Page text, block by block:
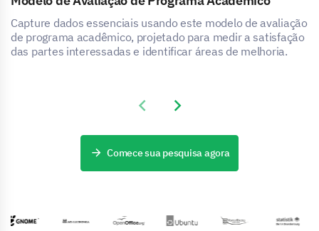
Capture dados essenciais usando este modelo de avaliação
de programa acadêmico, projetado para medir a satisfação
das partes interessadas e identificar áreas de melhoria.
Previous slide
Next slide
Comece sua pesquisa agora